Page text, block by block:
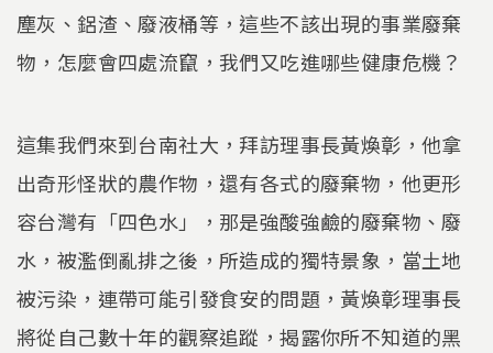
塵灰、鋁渣、廢液桶等，這些不該出現的事業廢棄
物，怎麼會四處流竄，我們又吃進哪些健康危機？
這集我們來到台南社大，拜訪理事長黃煥彰，他拿
出奇形怪狀的農作物，還有各式的廢棄物，他更形
容台灣有「四色水」，那是強酸強鹼的廢棄物、廢
水，被濫倒亂排之後，所造成的獨特景象，當土地
被污染，連帶可能引發食安的問題，黃煥彰理事長
將從自己數十年的觀察追蹤，揭露你所不知道的黑